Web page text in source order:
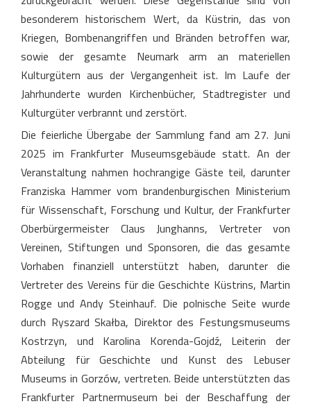
besonderem historischem Wert, da Küstrin, das von
Kriegen, Bombenangriffen und Bränden betroffen war,
sowie der gesamte Neumark arm an materiellen
Kulturgütern aus der Vergangenheit ist. Im Laufe der
Jahrhunderte wurden Kirchenbücher, Stadtregister und
Kulturgüter verbrannt und zerstört.
Die feierliche Übergabe der Sammlung fand am 27. Juni
2025 im Frankfurter Museumsgebäude statt. An der
Veranstaltung nahmen hochrangige Gäste teil, darunter
Franziska Hammer vom brandenburgischen Ministerium
für Wissenschaft, Forschung und Kultur, der Frankfurter
Oberbürgermeister Claus Junghanns, Vertreter von
Vereinen, Stiftungen und Sponsoren, die das gesamte
Vorhaben finanziell unterstützt haben, darunter die
Vertreter des Vereins für die Geschichte Küstrins, Martin
Rogge und Andy Steinhauf. Die polnische Seite wurde
durch Ryszard Skałba, Direktor des Festungsmuseums
Kostrzyn, und Karolina Korenda-Gojdź, Leiterin der
Abteilung für Geschichte und Kunst des Lebuser
Museums in Gorzów, vertreten. Beide unterstützten das
Frankfurter Partnermuseum bei der Beschaffung der